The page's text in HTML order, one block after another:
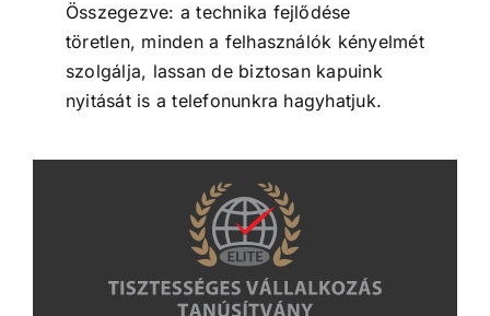
Összegezve: a technika fejlődése
töretlen, minden a felhasználók kényelmét
szolgálja, lassan de biztosan kapuink
nyitását is a telefonunkra hagyhatjuk.